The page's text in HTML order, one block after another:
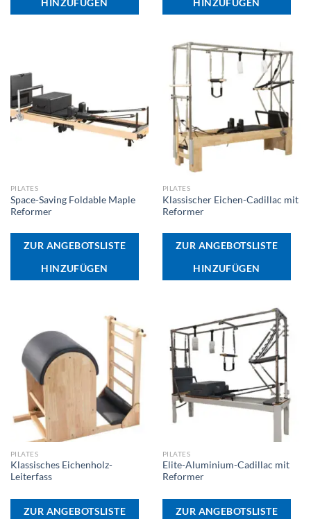
HINZUFÜGEN
HINZUFÜGEN
PILATES
Space-Saving Foldable Maple
Reformer
ZUR ANGEBOTSLISTE
HINZUFÜGEN
PILATES
Klassischer Eichen-Cadillac mit
Reformer
ZUR ANGEBOTSLISTE
HINZUFÜGEN
PILATES
Klassisches Eichenholz-
Leiterfass
ZUR ANGEBOTSLISTE
PILATES
Elite-Aluminium-Cadillac mit
Reformer
ZUR ANGEBOTSLISTE